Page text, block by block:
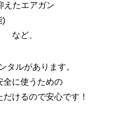
えたエアガン
)
など、
タルがあります。
全に使うための
けるので安心です！